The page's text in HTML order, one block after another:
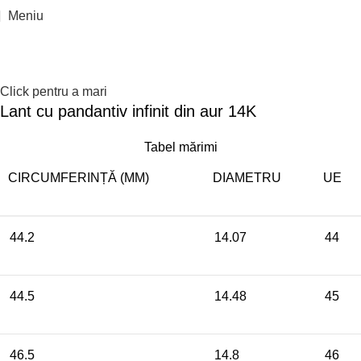
Meniu
Reducere 7%
Click pentru a mari
Lant cu pandantiv infinit din aur 14K
Tabel mărimi
CIRCUMFERINȚĂ (MM) DIAMETRU UE
44.2 14.07 44
44.5 14.48 45
46.5 14.8 46